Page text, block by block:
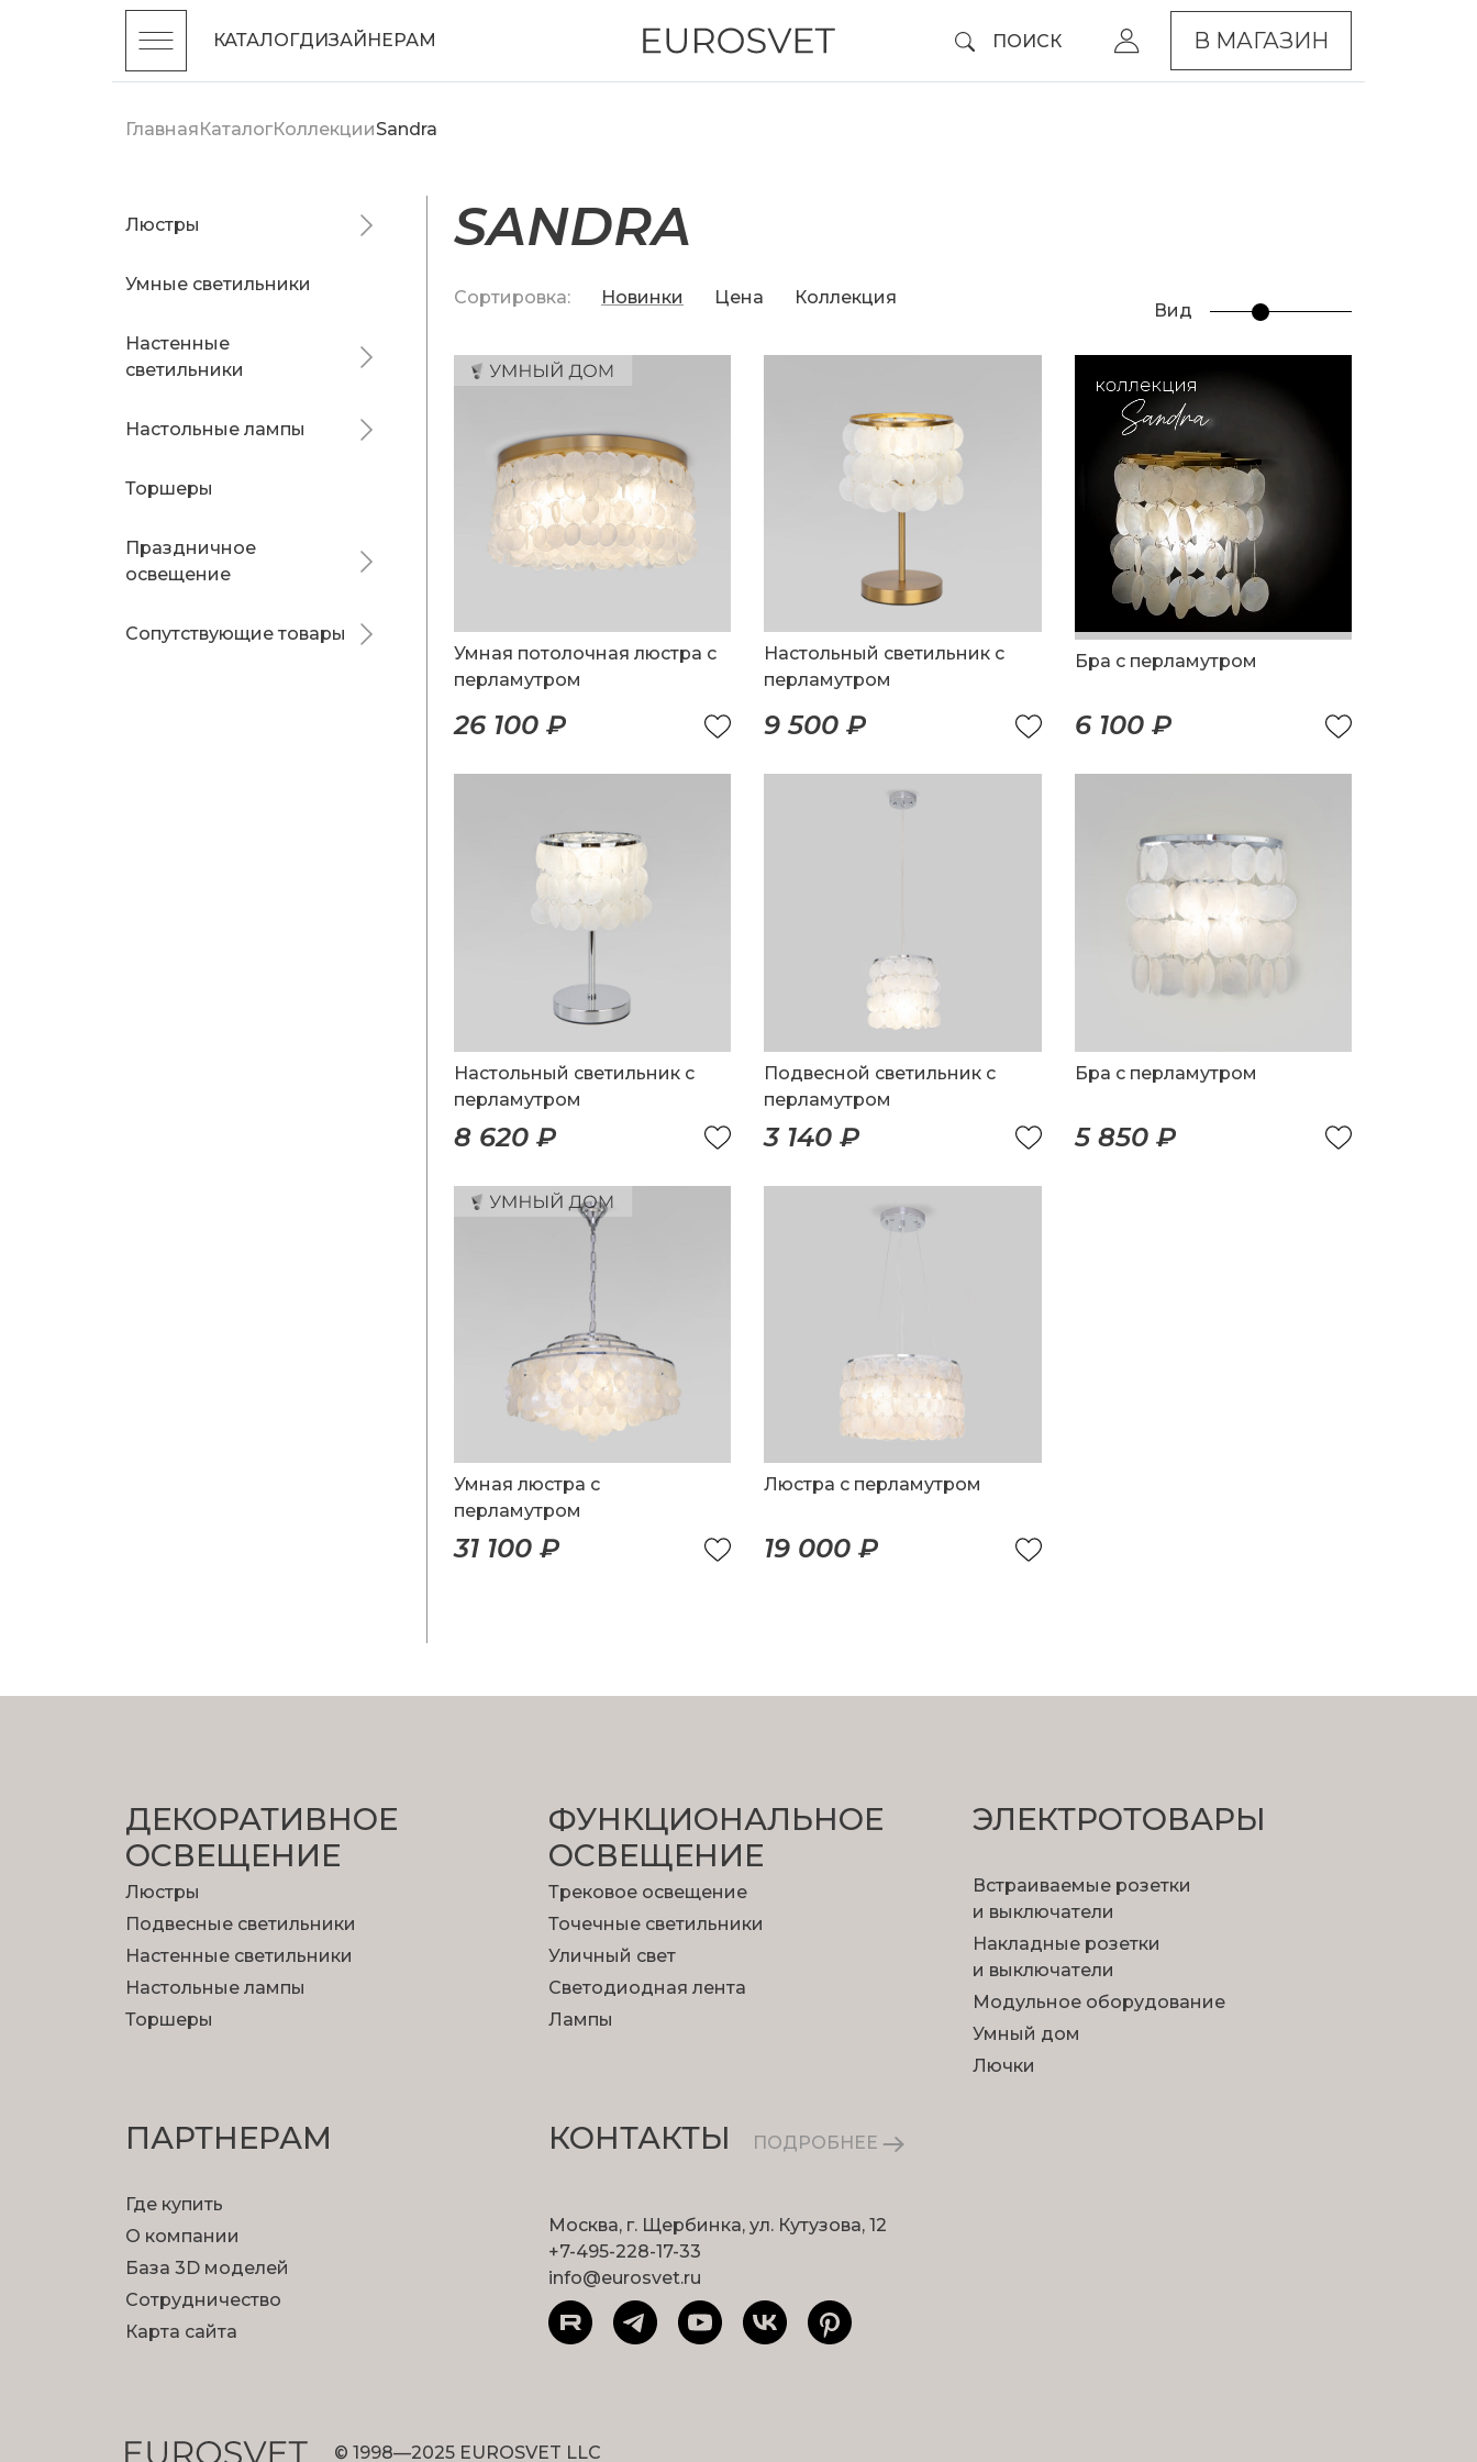
КАТАЛОГДИЗАЙНЕРАМ ПОИСК В МАГАЗИН
ГлавнаяКаталогКоллекцииSandra
Люстры
Умные светильники
Настенные
светильники
Настольные лампы
Торшеры
Праздничное
освещение
Сопутствующие товары
SANDRA
Сортировка: Новинки Цена Коллекция
Вид
Умная потолочная люстра с
перламутром
26 100 ₽
Настольный светильник с
перламутром
9 500 ₽
Бра с перламутром
6 100 ₽
Настольный светильник с
перламутром
8 620 ₽
Подвесной светильник с
перламутром
3 140 ₽
Бра с перламутром
5 850 ₽
Умная люстра с
перламутром
31 100 ₽
Люстра с перламутром
19 000 ₽
ДЕКОРАТИВНОЕ
ОСВЕЩЕНИЕ
Люстры
Подвесные светильники
Настенные светильники
Настольные лампы
Торшеры
ФУНКЦИОНА­ЛЬНОЕ
ОСВЕЩЕНИЕ
Трековое освещение
Точечные светильники
Уличный свет
Светодиодная лента
Лампы
ЭЛЕКТРОТОВАРЫ
Встраиваемые розетки
и выключатели
Накладные розетки
и выключатели
Модульное оборудование
Умный дом
Лючки
ПАРТНЕРАМ
Где купить
О компании
База 3D моделей
Сотрудничество
Карта сайта
КОНТАКТЫ ПОДРОБНЕЕ
Москва, г. Щербинка, ул. Кутузова, 12
+7-495-228-17-33
info@eurosvet.ru
© 1998—2025 EUROSVET LLC